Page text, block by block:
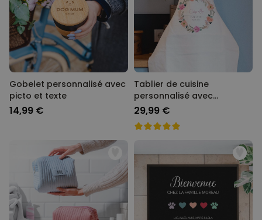
Gobelet personnalisé avec
picto et texte
14,99 €
Tablier de cuisine
personnalisé avec
couronne de fleurs et texte
29,99 €